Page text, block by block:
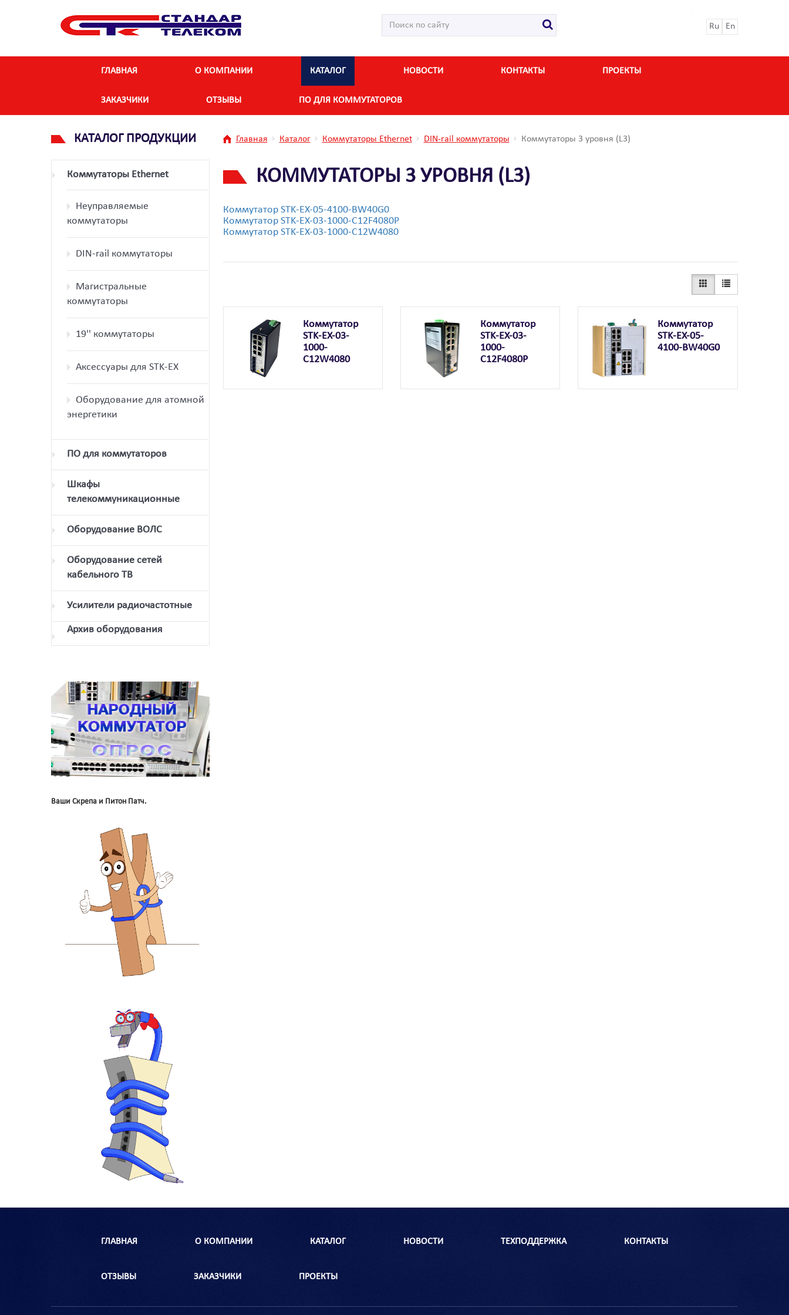
Ru En
ГЛАВНАЯ О КОМПАНИИ КАТАЛОГ НОВОСТИ КОНТАКТЫ ПРОЕКТЫ
ЗАКАЗЧИКИ ОТЗЫВЫ ПО ДЛЯ КОММУТАТОРОВ
КАТАЛОГ ПРОДУКЦИИ
Коммутаторы Ethernet
Неуправляемые
коммутаторы
DIN-rail коммутаторы
Магистральные
коммутаторы
19'' коммутаторы
Аксессуары для STK-EX
Оборудование для атомной
энергетики
ПО для коммутаторов
Шкафы
телекоммуникационные
Оборудование ВОЛС
Оборудование сетей
кабельного ТВ
Усилители радиочастотные
Архив оборудования
Ваши Скрепа и Питон Патч.
Главная Каталог Коммутаторы Ethernet DIN-rail коммутаторы Коммутаторы 3 уровня (L3)
КОММУТАТОРЫ 3 УРОВНЯ (L3)
Коммутатор STK-EX-05-4100-BW40G0
Коммутатор STK-EX-03-1000-C12F4080P
Коммутатор STK-EX-03-1000-C12W4080
Коммутатор
STK-EX-03-
1000-
C12W4080
Коммутатор
STK-EX-03-
1000-
C12F4080P
Коммутатор
STK-EX-05-
4100-BW40G0
ГЛАВНАЯ О КОМПАНИИ КАТАЛОГ НОВОСТИ ТЕХПОДДЕРЖКА КОНТАКТЫ
ОТЗЫВЫ ЗАКАЗЧИКИ ПРОЕКТЫ